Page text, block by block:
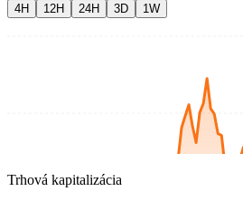
4H 12H 24H 3D 1W
Trhová kapitalizácia